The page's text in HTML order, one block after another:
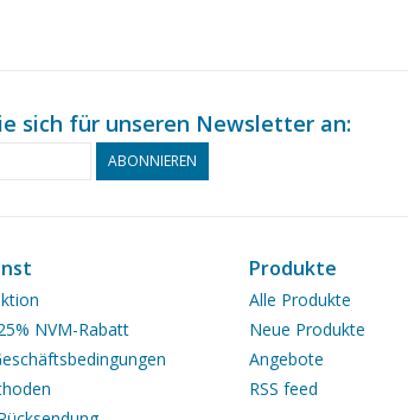
sich für unseren Newsletter an:
ABONNIEREN
NVM-Rabatt
Produkte
Alle Produkte
Neue Produkte
Angebote
RSS feed